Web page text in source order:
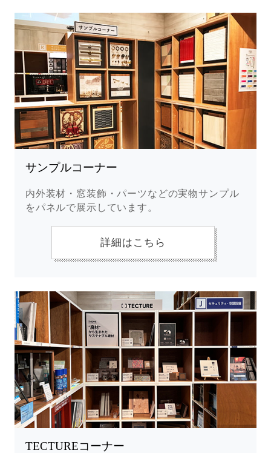
サンプルコーナー
内外装材・窓装飾・パーツなどの実物サンプル
をパネルで展示しています。
詳細はこちら
TECTUREコーナー